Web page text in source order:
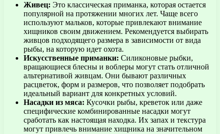
Живец: Это классическая приманка, которая остается
популярной на протяжении многих лет. Чаще всего
используют мальков, которые привлекают внимание
хищников своим движением. Рекомендуется выбирать
живцов подходящего размера в зависимости от вида
рыбы, на которую идет охота.
Искусственные приманки: Силиконовые рыбки,
вращающиеся блесны и воблеры могут стать отличной
альтернативой живцам. Они бывают различных
расцветок, форм и размеров, что позволяет подобрать
идеальный вариант для конкретных условий.
Насадки из мяса: Кусочки рыбы, креветок или даже
специфические комбинированные насадки могут
сработать как настоящая находка. Их запах и текстура
могут привлечь внимание хищника на значительном